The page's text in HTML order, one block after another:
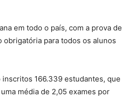
em todo o país, com a prova de
para todos os alunos
166.339 estudantes, que
média de 2,05 exames por